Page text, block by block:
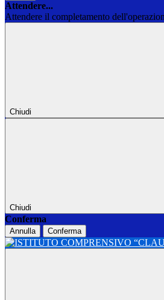
Attendere...
Attendere il completamento
Chiudi
Chiudi
Conferma
Annulla Conferma